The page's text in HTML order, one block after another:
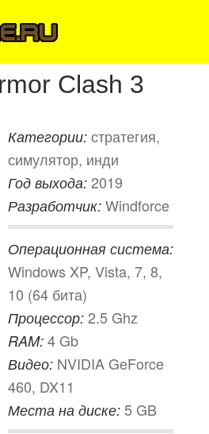
Clash 3
Категории: стратегия,
симулятор, инди
Год выхода: 2019
Разработчик: Windforce
Операционная система:
Windows XP, Vista, 7, 8,
10 (64 бита)
Процессор: 2.5 Ghz
RAM: 4 Gb
Видео: NVIDIA GeForce
460, DX11
Места на диске: 5 GB